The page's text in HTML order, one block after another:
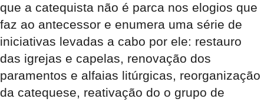
que a catequista não é parca nos elogios que
faz ao antecessor e enumera uma série de
iniciativas levadas a cabo por ele: restauro
das igrejas e capelas, renovação dos
paramentos e alfaias litúrgicas, reorganização
da catequese, reativação do o grupo de